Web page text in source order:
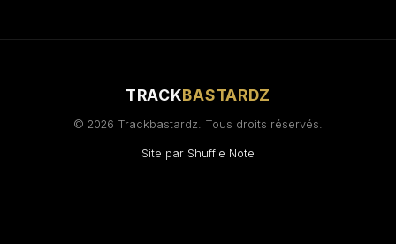
TRACKBASTARDZ
© 2026 Trackbastardz. Tous droits réservés.
Site par Shuffle Note